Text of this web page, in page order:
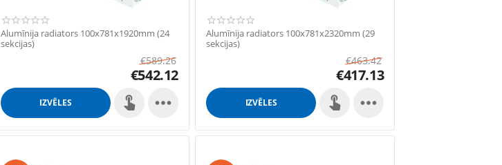
Alumīnija radiators 100x781x1920mm (24
sekcijas)
€589.26
€542.12
IZVĒLES 
Alumīnija radiators 100x781x2320mm (29
sekcijas)
€463.42
€417.13
IZVĒLES 